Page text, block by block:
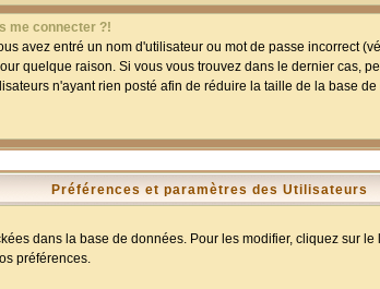
me connecter ?!
avez entré un nom d'utilisateur ou mot de passe incorrect
quelque raison. Si vous vous trouvez dans le dernier cas,
n'ayant rien posté afin de réduire la taille de la base
Préférences et paramètres des Utilisateurs
dans la base de données. Pour les modifier, cliquez sur le
préférences.